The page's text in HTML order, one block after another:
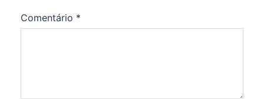
Comentário *